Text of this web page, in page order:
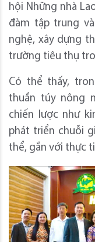
hội Những nhà
đàm tập trung
nghệ, xây dựng
trường tiêu thụ
Có thể thấy,
thuần túy nông
chiến lược như
phát triển chuỗi
thể, gắn với thực